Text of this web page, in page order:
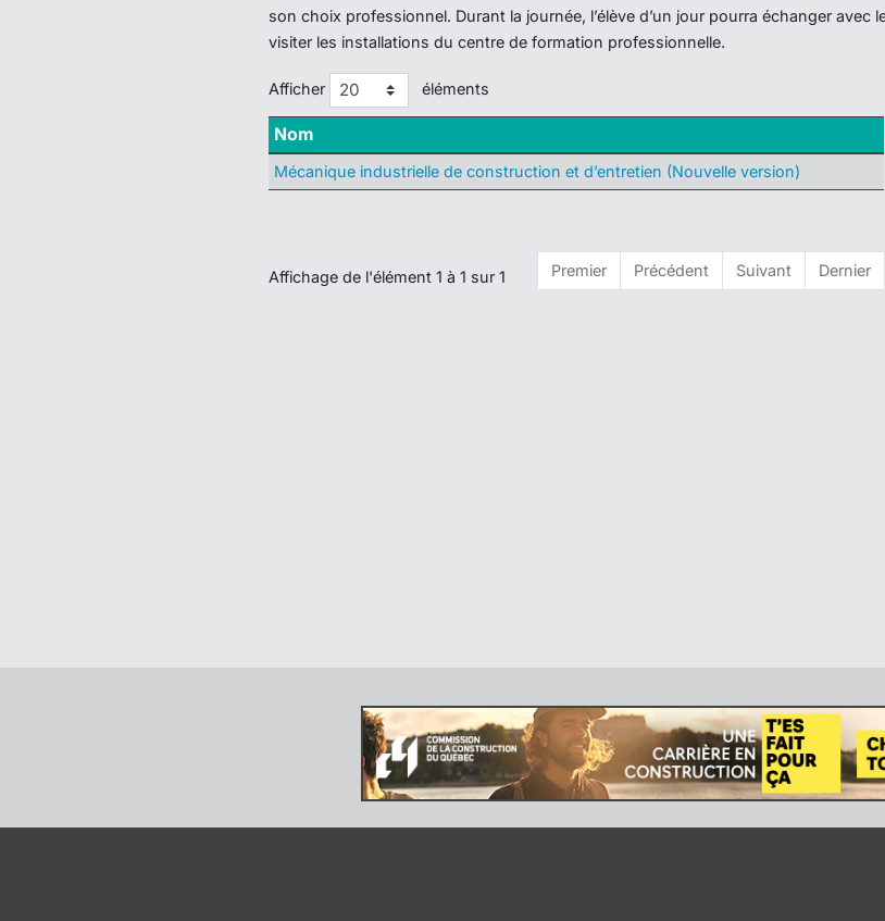
son choix professionnel. Durant la journée, l’élève d’un jour pourra échanger avec
visiter les installations du centre de formation professionnelle.
Afficher éléments
Nom
Mécanique industrielle de construction et d’entretien (Nouvelle version)
Affichage de l'élément 1 à 1 sur 1 Premier Précédent Suivant Dernier